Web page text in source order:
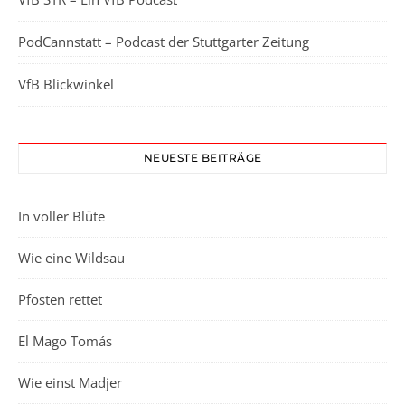
PodCannstatt – Podcast der Stuttgarter Zeitung
VfB Blickwinkel
NEUESTE BEITRÄGE
In voller Blüte
Wie eine Wildsau
Pfosten rettet
El Mago Tomás
Wie einst Madjer